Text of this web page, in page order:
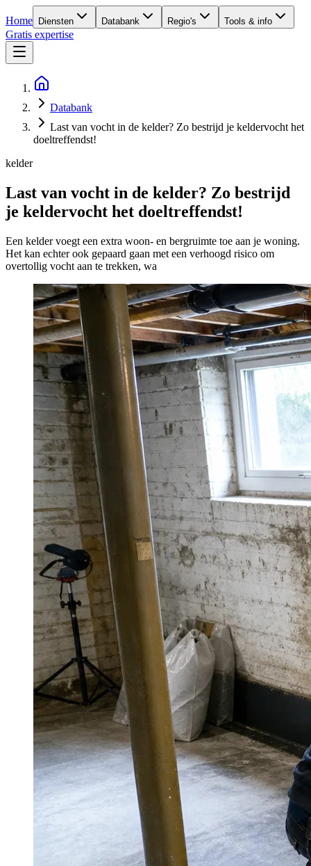
Home Diensten Databank Regio's Tools & info
Gratis expertise
Databank
Last van vocht in de kelder? Zo bestrijd je keldervocht het
doeltreffendst!
kelder
Last van vocht in de kelder? Zo bestrijd
je keldervocht het doeltreffendst!
Een kelder voegt een extra woon- en bergruimte toe aan je woning.
Het kan echter ook gepaard gaan met een verhoogd risico om
overtollig vocht aan te trekken, wa